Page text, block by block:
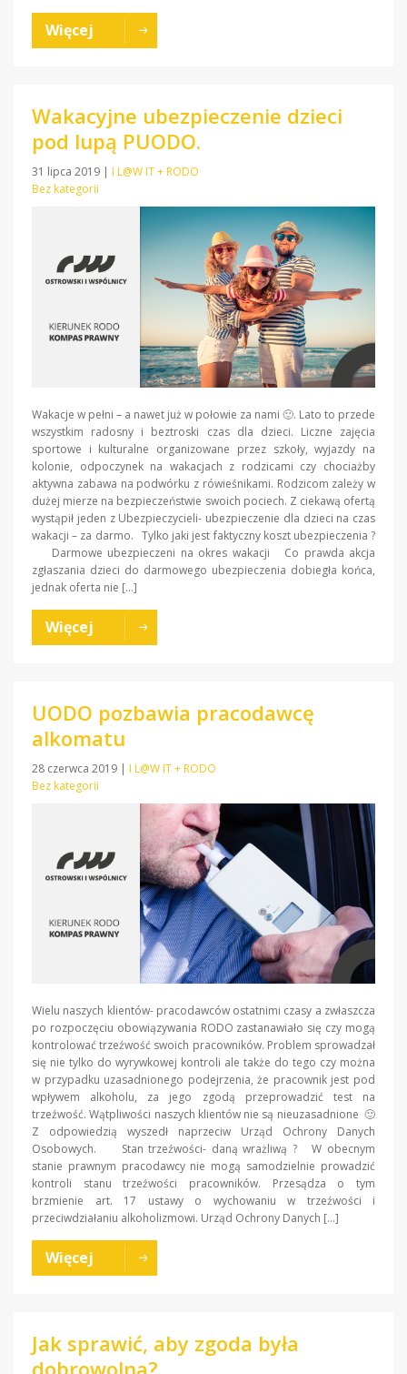
Więcej
Wakacyjne ubezpieczenie dzieci
pod lupą PUODO.
31 lipca 2019 | I L@W IT + RODO
Bez kategorii
Wakacje w pełni – a nawet już w połowie za nami 🙂. Lato to przede
wszystkim radosny i beztroski czas dla dzieci. Liczne zajęcia
sportowe i kulturalne organizowane przez szkoły, wyjazdy na
kolonie, odpoczynek na wakacjach z rodzicami czy chociażby
aktywna zabawa na podwórku z rówieśnikami. Rodzicom zależy w
dużej mierze na bezpieczeństwie swoich pociech. Z ciekawą ofertą
wystąpił jeden z Ubezpieczycieli- ubezpieczenie dla dzieci na czas
wakacji – za darmo. Tylko jaki jest faktyczny koszt ubezpieczenia ?
Darmowe ubezpieczeni na okres wakacji Co prawda akcja
zgłaszania dzieci do darmowego ubezpieczenia dobiegła końca,
jednak oferta nie […]
Więcej
UODO pozbawia pracodawcę
alkomatu
28 czerwca 2019 | I L@W IT + RODO
Bez kategorii
Wielu naszych klientów- pracodawców ostatnimi czasy a zwłaszcza
po rozpoczęciu obowiązywania RODO zastanawiało się czy mogą
kontrolować trzeźwość swoich pracowników. Problem sprowadzał
się nie tylko do wyrywkowej kontroli ale także do tego czy można
w przypadku uzasadnionego podejrzenia, że pracownik jest pod
wpływem alkoholu, za jego zgodą przeprowadzić test na
trzeźwość. Wątpliwości naszych klientów nie są nieuzasadnione 🙂
Z odpowiedzią wyszedł naprzeciw Urząd Ochrony Danych
Osobowych. Stan trzeźwości- daną wrażliwą ? W obecnym
stanie prawnym pracodawcy nie mogą samodzielnie prowadzić
kontroli stanu trzeźwości pracowników. Przesądza o tym
brzmienie art. 17 ustawy o wychowaniu w trzeźwości i
przeciwdziałaniu alkoholizmowi. Urząd Ochrony Danych […]
Więcej
Jak sprawić, aby zgoda była